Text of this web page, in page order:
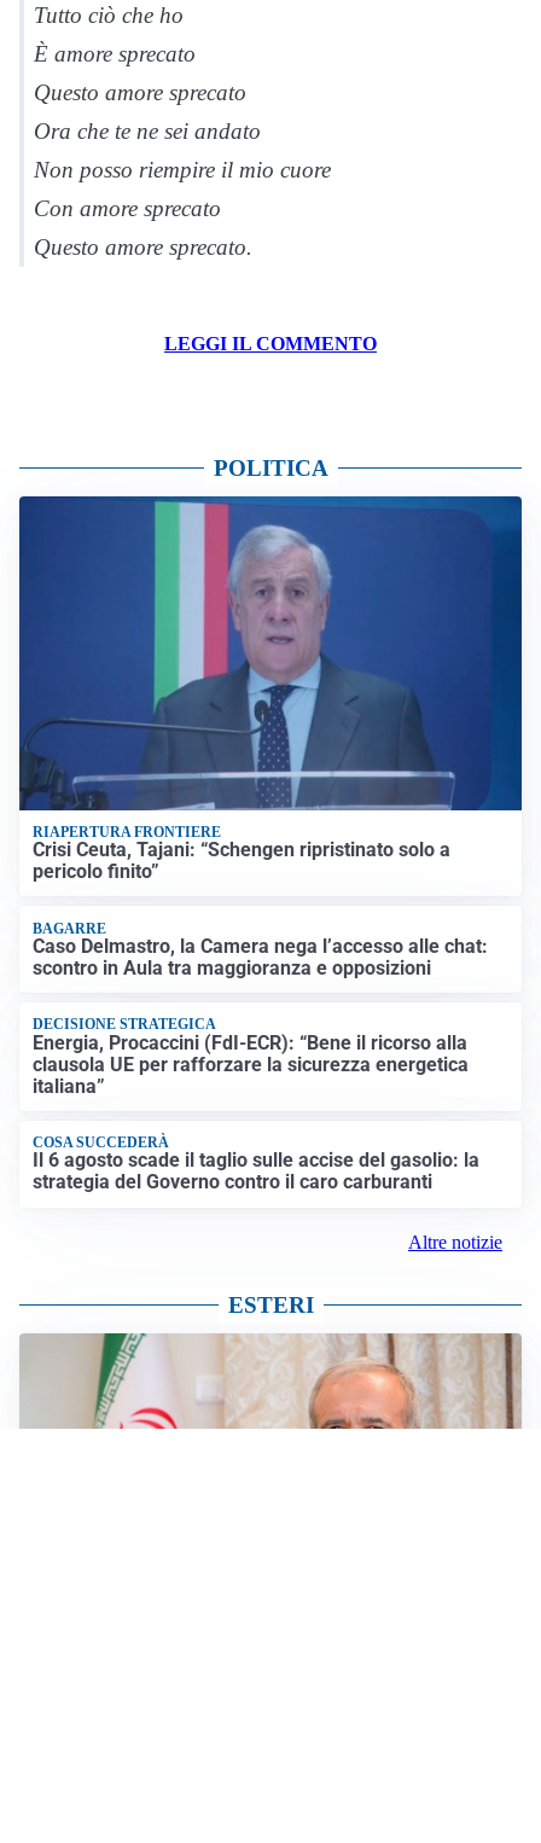
Tutto ciò che ho
È amore sprecato
Questo amore sprecato
Ora che te ne sei andato
Non posso riempire il mio cuore
Con amore sprecato
Questo amore sprecato.
LEGGI IL COMMENTO
POLITICA
RIAPERTURA FRONTIERE
Crisi Ceuta, Tajani: “Schengen ripristinato solo a
pericolo finito”
BAGARRE
Caso Delmastro, la Camera nega l’accesso alle chat:
scontro in Aula tra maggioranza e opposizioni
DECISIONE STRATEGICA
Energia, Procaccini (FdI-ECR): “Bene il ricorso alla
clausola UE per rafforzare la sicurezza energetica
italiana”
COSA SUCCEDERÀ
Il 6 agosto scade il taglio sulle accise del gasolio: la
strategia del Governo contro il caro carburanti
Altre notizie
ESTERI